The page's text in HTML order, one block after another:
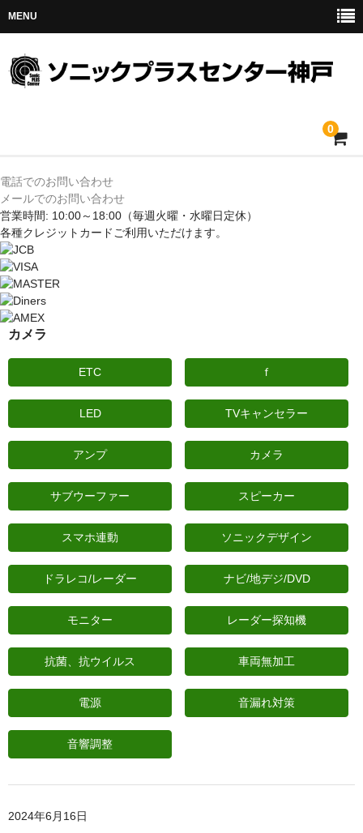
MENU
0
ホーム
メルセデス
BMW
MINI
アウディ
お問い合わせ
電話でのお問い合わせ
メールでのお問い合わせ
営業時間: 10:00～18:00 （毎週火曜・水曜日定休）
各種クレジットカードご利用いただけます。
カメラ
ETC ｆ
LED TVキャンセラー
アンプ カメラ
サブウーファー スピーカー
スマホ連動 ソニックデザイン
ドラレコ/レーダー ナビ/地デジ/DVD
モニター レーダー探知機
抗菌、抗ウイルス 車両無加工
電源 音漏れ対策
音響調整
2024年6月16日